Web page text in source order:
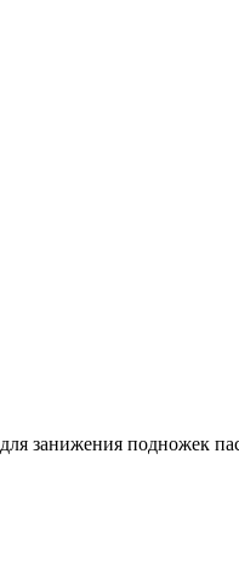
занижения подножек